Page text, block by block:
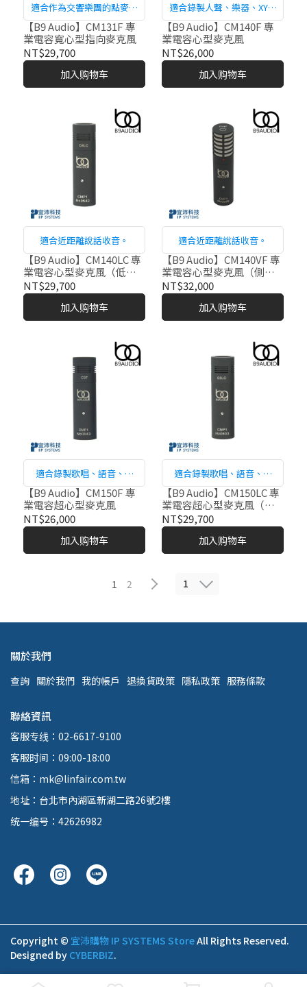
適合作為交響樂團的點麥克
風、獨奏者麥克風等。
【B9 Audio】CM131F 專
業電容寬心型指向麥克風
NT$29,700
加入购物车
適合錄製人聲、樂器、XY、
ORTF和MS立體聲管弦樂等
各種應用。
【B9 Audio】CM140F 專
業電容心型麥克風
NT$26,000
加入购物车
適合近距離說話收音。
【B9 Audio】CM140LC 專
業電容心型麥克風（低頻
衰減）
NT$29,700
加入购物车
適合近距離說話收音。
【B9 Audio】CM140VF 專
業電容心型麥克風（側面
收音）
NT$32,000
加入购物车
適合錄製歌唱、語音、樂
器、電影對白、管弦樂團或
歌劇舞台的輔助收音等各種
應用。
【B9 Audio】CM150F 專
業電容超心型麥克風
NT$26,000
加入购物车
適合錄製歌唱、語音、樂
器、電影對白、管弦樂團或
歌劇舞台的輔助收音等各種
應用。
【B9 Audio】CM150LC 專
業電容超心型麥克風（低
頻衰減）
NT$29,700
加入购物车
1 2 1
關於我們
查詢 關於我們 我的帳戶 退換貨政策 隱私政策 服務條款
聯絡資訊
客服专线：02-6617-9100
客服时间：09:00-18:00
信箱：mk@linfair.com.tw
地址：台北市內湖區新湖二路26號2樓
统一编号：42626982
Copyright © 宜沛購物 IP SYSTEMS StoreAll Rights Reserved.
Designed by CYBERBIZ.